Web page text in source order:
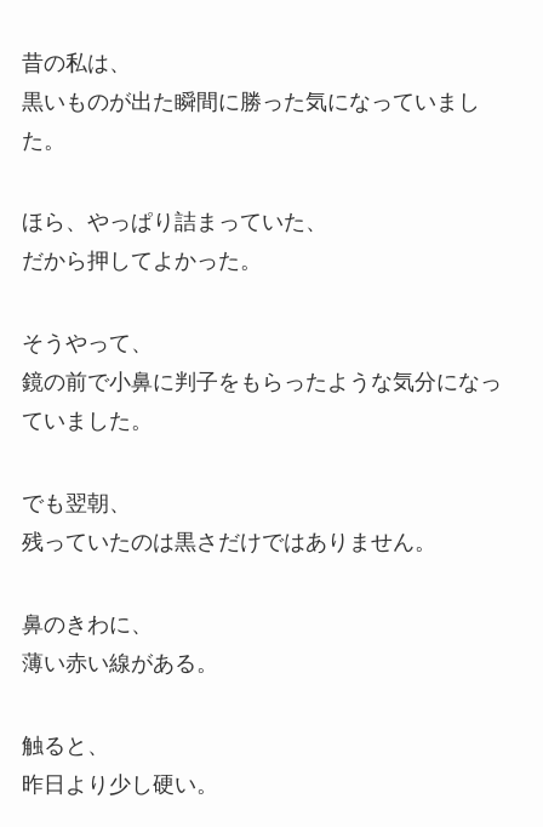
昔の私は、
黒いものが出た瞬間に勝った気になっていまし
た。
ほら、やっぱり詰まっていた、
だから押してよかった。
そうやって、
鏡の前で小鼻に判子をもらったような気分になっ
ていました。
でも翌朝、
残っていたのは黒さだけではありません。
鼻のきわに、
薄い赤い線がある。
触ると、
昨日より少し硬い。